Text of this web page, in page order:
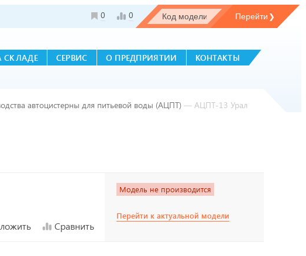
0 0
СКЛАДЕ СЕРВИС О ПРЕДПРИЯТИИ КОНТАКТЫ
автоцистерны для питьевой воды (АЦПТ) — АЦПТ-13 Урал
Сравнить
Модель не производится
Перейти к актуальной модели